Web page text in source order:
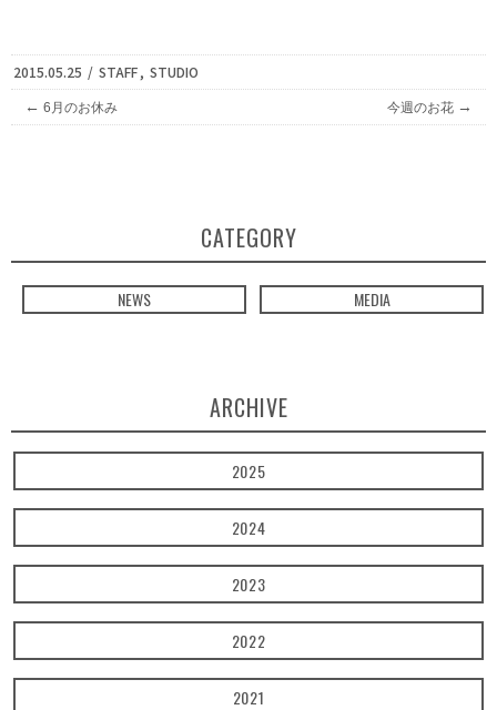
2015.05.25 / STAFF, STUDIO
← 6月のお休み 今週のお花 →
CATEGORY
NEWS MEDIA
ARCHIVE
2025
2024
2023
2022
2021